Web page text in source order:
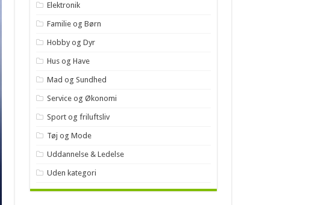
Elektronik
Familie og Børn
Hobby og Dyr
Hus og Have
Mad og Sundhed
Service og Økonomi
Sport og friluftsliv
Tøj og Mode
Uddannelse & Ledelse
Uden kategori